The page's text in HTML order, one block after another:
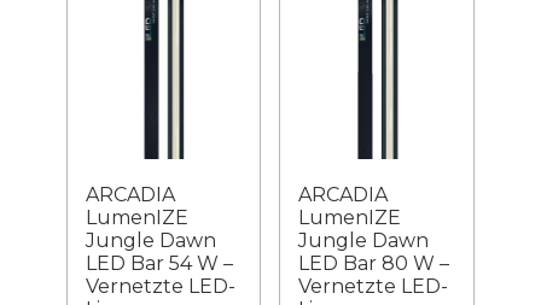
ARCADIA
LumenIZE
Jungle Dawn
LED Bar 54 W –
Vernetzte LED-
ARCADIA
LumenIZE
Jungle Dawn
LED Bar 80 W –
Vernetzte LED-